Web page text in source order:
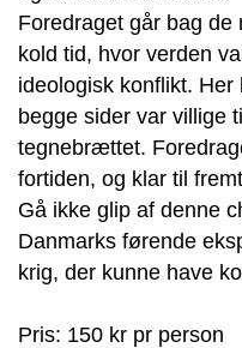
Foredraget går bag
kold tid, hvor verden
ideologisk konflikt.
begge sider var villige
tegnebrættet.
fortiden, og klar til
Gå ikke glip af denne
Danmarks førende
krig, der kunne have
Pris: 150 kr pr person